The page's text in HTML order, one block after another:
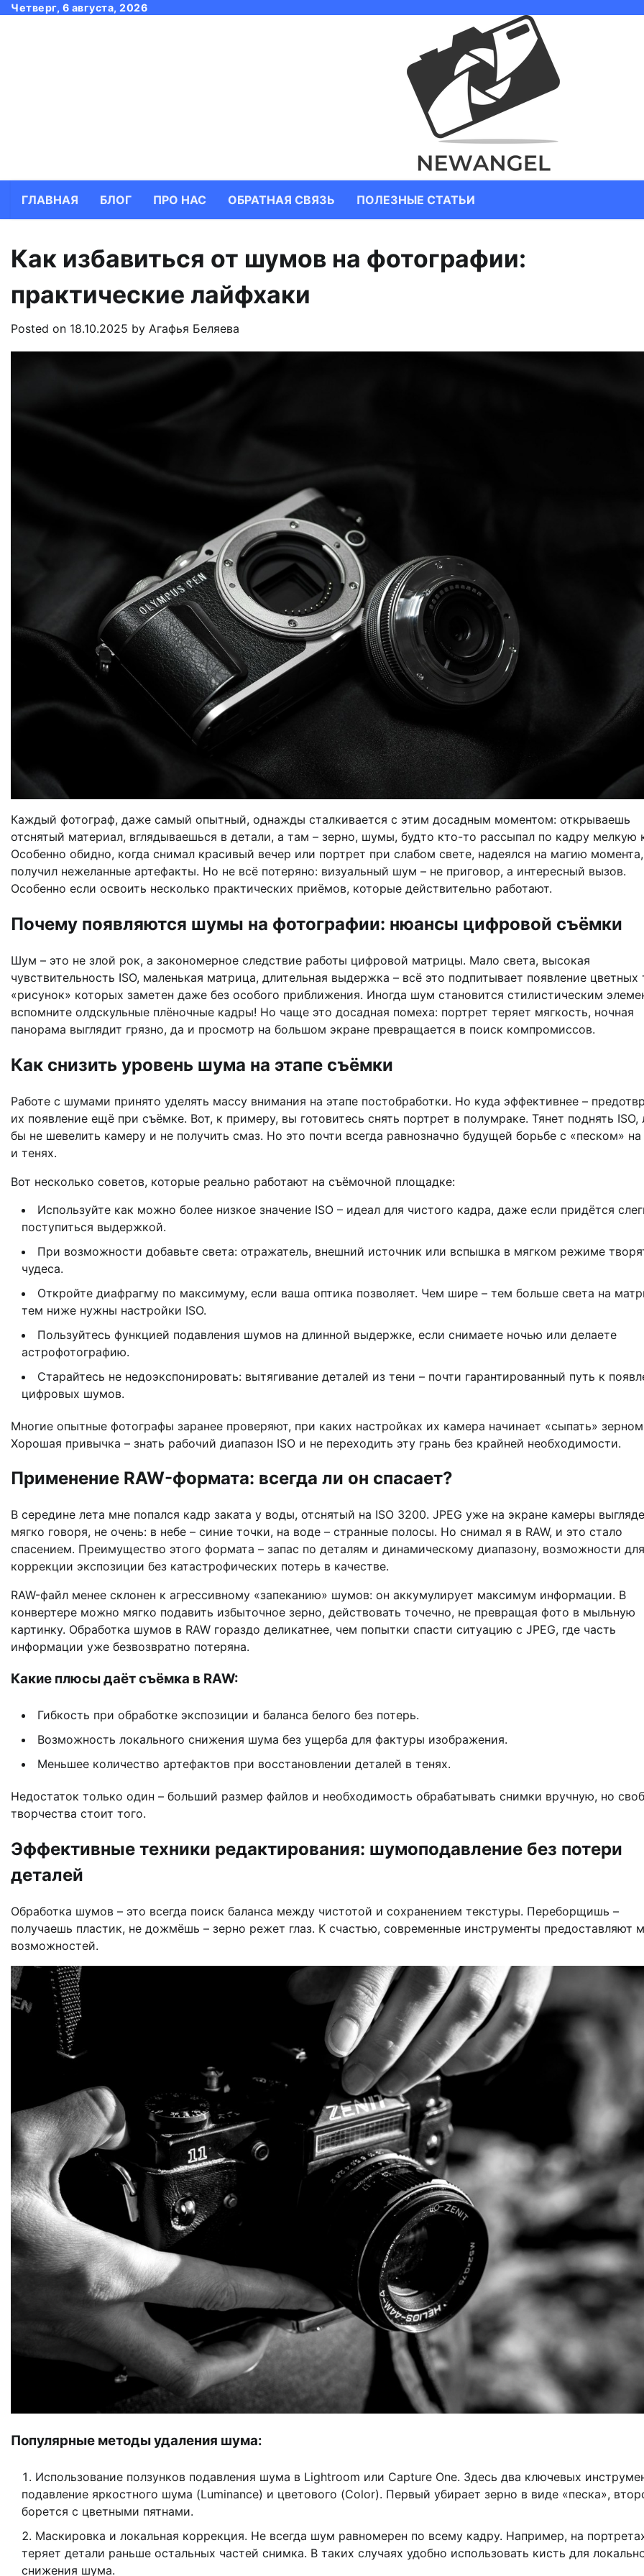
SkipЧетверг, 6 августа, 2026
ГЛАВНАЯ БЛОГ ПРО НАС ОБРАТНАЯ СВЯЗЬ ПОЛЕЗНЫЕ СТАТЬИ
Как избавиться от шумов на фотографии:
практические лайфхаки
Posted on 18.10.2025 by Агафья Беляева
Каждый фотограф, даже самый опытный, однажды сталкивается с этим досадным моментом: открываешь
отснятый материал, вглядываешься в детали, а там – зерно, шумы, будто кто-то рассыпал по кадру мелкую
Особенно обидно, когда снимал красивый вечер или портрет при слабом свете, надеялся на магию
получил нежеланные артефакты. Но не всё потеряно: визуальный шум – не приговор, а интересный вызов.
Особенно если освоить несколько практических приёмов, которые действительно работают.
Почему появляются шумы на фотографии: нюансы цифровой съёмки
Шум – это не злой рок, а закономерное следствие работы цифровой матрицы. Мало света, высокая
чувствительность ISO, маленькая матрица, длительная выдержка – всё это подпитывает появление цветных
«рисунок» которых заметен даже без особого приближения. Иногда шум становится стилистическим
вспомните олдскульные плёночные кадры! Но чаще это досадная помеха: портрет теряет мягкость, ночная
панорама выглядит грязно, да и просмотр на большом экране превращается в поиск компромиссов.
Как снизить уровень шума на этапе съёмки
Работе с шумами принято уделять массу внимания на этапе постобработки. Но куда эффективнее –
их появление ещё при съёмке. Вот, к примеру, вы готовитесь снять портрет в полумраке. Тянет поднять ISO,
бы не шевелить камеру и не получить смаз. Но это почти всегда равнозначно будущей борьбе с «песком»
и тенях.
Вот несколько советов, которые реально работают на съёмочной площадке:
Используйте как можно более низкое значение ISO – идеал для чистого кадра, даже если придётся
поступиться выдержкой.
При возможности добавьте света: отражатель, внешний источник или вспышка в мягком режиме
чудеса.
Откройте диафрагму по максимуму, если ваша оптика позволяет. Чем шире – тем больше света на
тем ниже нужны настройки ISO.
Пользуйтесь функцией подавления шумов на длинной выдержке, если снимаете ночью или делаете
астрофотографию.
Старайтесь не недоэкспонировать: вытягивание деталей из тени – почти гарантированный путь к
цифровых шумов.
Многие опытные фотографы заранее проверяют, при каких настройках их камера начинает «сыпать»
Хорошая привычка – знать рабочий диапазон ISO и не переходить эту грань без крайней необходимости.
Применение RAW-формата: всегда ли он спасает?
В середине лета мне попался кадр заката у воды, отснятый на ISO 3200. JPEG уже на экране камеры
мягко говоря, не очень: в небе – синие точки, на воде – странные полосы. Но снимал я в RAW, и это стало
спасением. Преимущество этого формата – запас по деталям и динамическому диапазону, возможности для
коррекции экспозиции без катастрофических потерь в качестве.
RAW-файл менее склонен к агрессивному «запеканию» шумов: он аккумулирует максимум информации. В
конвертере можно мягко подавить избыточное зерно, действовать точечно, не превращая фото в мыльную
картинку. Обработка шумов в RAW гораздо деликатнее, чем попытки спасти ситуацию с JPEG, где часть
информации уже безвозвратно потеряна.
Какие плюсы даёт съёмка в RAW:
Гибкость при обработке экспозиции и баланса белого без потерь.
Возможность локального снижения шума без ущерба для фактуры изображения.
Меньшее количество артефактов при восстановлении деталей в тенях.
Недостаток только один – больший размер файлов и необходимость обрабатывать снимки вручную, но
творчества стоит того.
Эффективные техники редактирования: шумоподавление без потери
деталей
Обработка шумов – это всегда поиск баланса между чистотой и сохранением текстуры. Переборщишь –
получаешь пластик, не дожмёшь – зерно режет глаз. К счастью, современные инструменты предоставляют
возможностей.
Популярные методы удаления шума:
Использование ползунков подавления шума в Lightroom или Capture One. Здесь два ключевых
подавление яркостного шума (Luminance) и цветового (Color). Первый убирает зерно в виде «песка»,
борется с цветными пятнами.
Маскировка и локальная коррекция. Не всегда шум равномерен по всему кадру. Например, на
теряет детали раньше остальных частей снимка. В таких случаях удобно использовать кисть для
снижения шума.